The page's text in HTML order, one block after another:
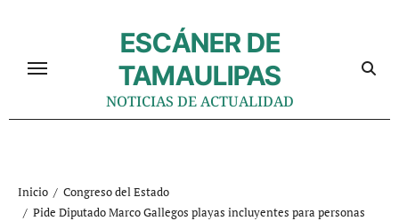
contenido
ESCÁNER DE
TAMAULIPAS
NOTICIAS DE ACTUALIDAD
Inicio
Congreso del Estado
Pide Diputado Marco Gallegos playas incluyentes para personas